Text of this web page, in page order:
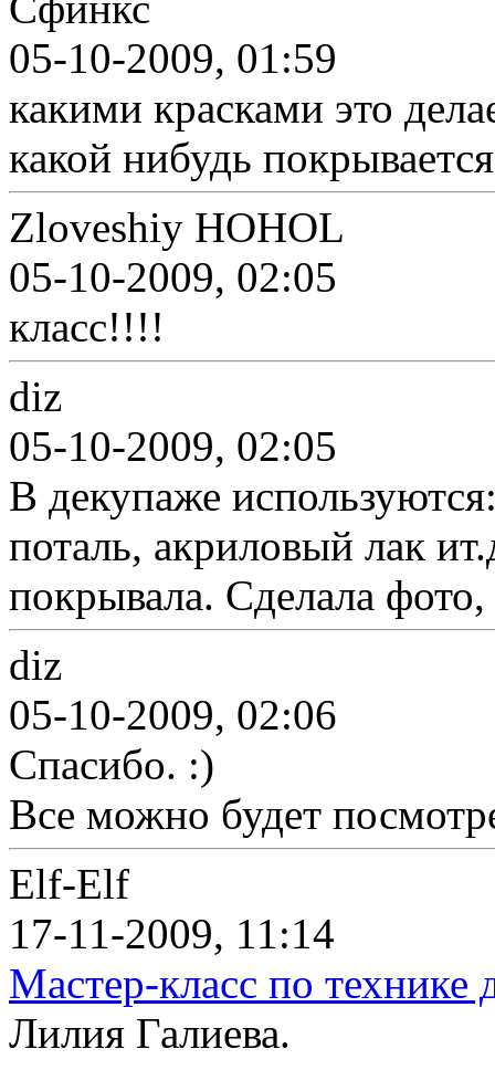
05-10-2009, 01:59
какими красками это
какой нибудь
Zloveshiy HOHOL
05-10-2009, 02:05
класс!!!!
diz
05-10-2009, 02:05
В декупаже
поталь, акриловый лак
покрывала. Сделала
diz
05-10-2009, 02:06
Спасибо. :)
Все можно будет
Elf-Elf
17-11-2009, 11:14
Мастер-класс по технике
Лилия Галиева.